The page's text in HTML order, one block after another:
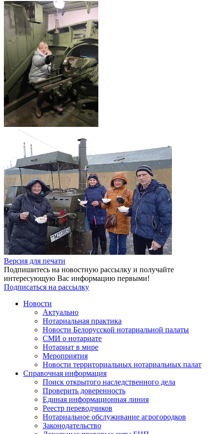
Версия для печати
Подпишитесь на новостную рассылку и получайте
интересующую Вас информацию первыми!
Подписаться на рассылку
Новости
Актуально
Нотариальная практика
Новости Белорусской нотариальной палаты
СМИ о нотариате
Нотариат в мире
Мероприятия
Новости территориальных нотариальных палат
Справочная информация
Поиск открытого наследственного дела
Проверить доверенность
Единая информационная линия
Реестр переводчиков
Нотариальное обслуживание агрогородков
Законодательство